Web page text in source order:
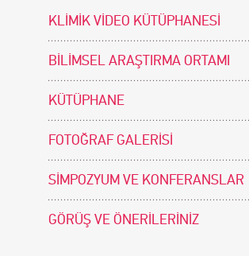
KLİMİK VİDEO KÜTÜPHANESİ
BİLİMSEL ARAŞTIRMA ORTAMI
KÜTÜPHANE
FOTOĞRAF GALERİSİ
SİMPOZYUM VE KONFERANSLAR
GÖRÜŞ VE ÖNERİLERİNİZ